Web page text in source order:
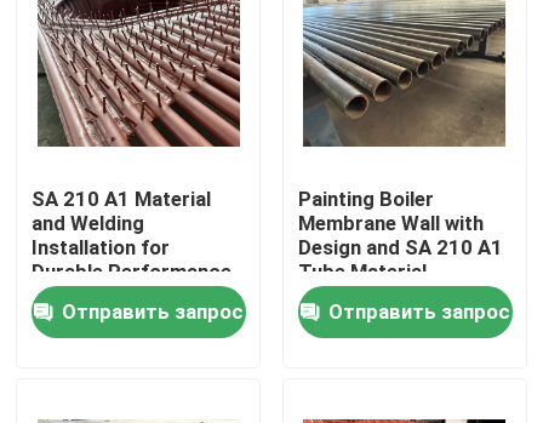
Домой
Продукты
SA 210 A1 Material
and Welding
Installation for
Durable Performance
of Boiler Tubular
Membrane Wall
Отправить запрос
Painting Boiler
Membrane Wall with
Design and SA 210 A1
Tube Material
Отправить запрос